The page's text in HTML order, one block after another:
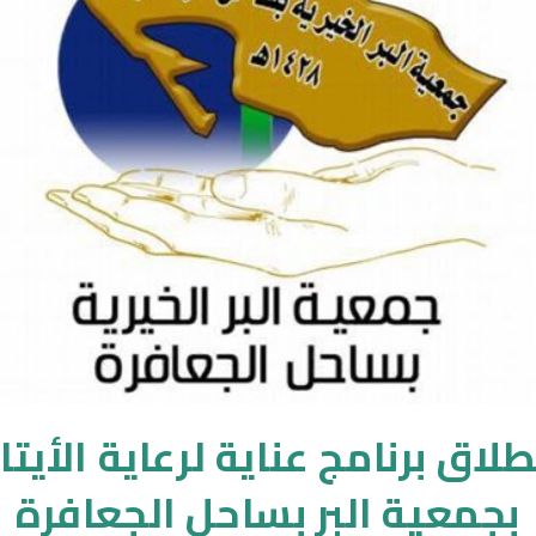
برنامج عناية لرعاية
بجمعية البر بساحل الجعافرة